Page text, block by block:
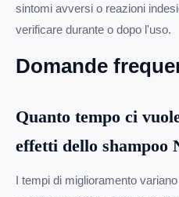
sintomi avversi o reazioni
verificare durante o dopo l'uso.
Domande
Quanto tempo ci
effetti dello shampoo
I tempi di miglioramento